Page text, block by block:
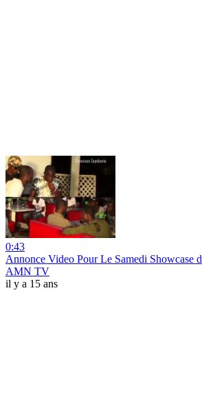
0:43
Annonce Video Pour Le Samedi Showcase
AMN TV
il y a 15 ans